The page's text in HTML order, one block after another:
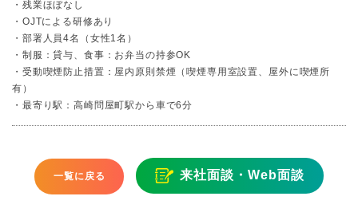
・残業ほぼなし
・OJTによる研修あり
・部署人員4名（女性1名）
・制服：貸与、食事：お弁当の持参OK
・受動喫煙防止措置：屋内原則禁煙（喫煙専用室設置、屋外に喫煙所
有）
・最寄り駅：高崎問屋町駅から車で6分
一覧に戻る 来社面談・Web面談